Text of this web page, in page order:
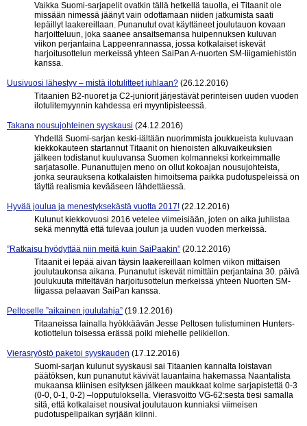
Vaikka Suomi-sarjapelit ovatkin tällä hetkellä tauolla, ei Titaanit ole
missään nimessä jäänyt vain odottamaan niiden jatkumista saati
lepäillyt laakereillaan. Punanutut ovat käyttäneet joulutauon kovaan
harjoitteluun, joka saanee ansaitsemansa huipennuksen kuluvan
viikon perjantaina Lappeenrannassa, jossa kotkalaiset iskevät
harjoitusottelun merkeissä yhteen SaiPan A-nuorten SM-liigamiehistön
kanssa.
Uusivuosi lähestyy – mistä ilotulitteet juhlaan? (26.12.2016)
Titaanien B2-nuoret ja C2-juniorit järjestävät perinteisen uuden vuoden
ilotulitemyynnin kahdessa eri myyntipisteessä.
Takana nousujohteinen syyskausi (24.12.2016)
Yhdellä Suomi-sarjan keski-iältään nuorimmista joukkueista kuluvaan
kiekkokauteen startannut Titaanit on hienoisten alkuvaikeuksien
jälkeen todistanut kuuluvansa Suomen kolmanneksi korkeimmalle
sarjatasolle. Punanuttujen meno on ollut kokoajan nousujohteista,
jonka seurauksena kotkalaisten himoitsema paikka pudotuspeleissä on
täyttä realismia kevääseen lähdettäessä.
Hyvää joulua ja menestyksekästä vuotta 2017! (22.12.2016)
Kulunut kiekkovuosi 2016 vetelee viimeisiään, joten on aika juhlistaa
sekä mennyttä että tulevaa joulun ja uuden vuoden merkeissä.
”Ratkaisu hyödyttää niin meitä kuin SaiPaakin” (20.12.2016)
Titaanit ei lepää aivan täysin laakereillaan kolmen viikon mittaisen
joulutaukonsa aikana. Punanutut iskevät nimittäin perjantaina 30. päivä
joulukuuta miteltävän harjoitusottelun merkeissä yhteen Nuorten SM-
liigassa pelaavan SaiPan kanssa.
Peltoselle ”aikainen joululahja” (19.12.2016)
Titaaneissa lainalla hyökkäävän Jesse Peltosen tulistuminen Hunters-
kotiottelun toisessa erässä poiki miehelle pelikiellon.
Vierasryöstö paketoi syyskauden (17.12.2016)
Suomi-sarjan kulunut syyskausi sai Titaanien kannalta loistavan
päätöksen, kun punanutut kävivät lauantaina hakemassa Naantalista
mukaansa kliinisen esityksen jälkeen maukkaat kolme sarjapistettä 0-3
(0-0, 0-1, 0-2) –lopputuloksella. Vierasvoitto VG-62:sesta tiesi samalla
sitä, että kotkalaiset nousivat joulutauon kunniaksi viimeisen
pudotuspelipaikan syrjään kiinni.